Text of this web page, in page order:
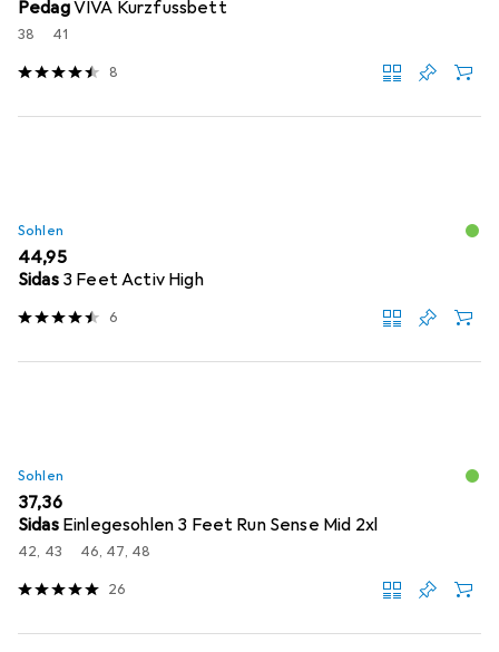
PedagVIVA Kurzfussbett
38 41
8
Sohlen
EUR
44,95
Sidas 3 Feet Activ High
6
Sohlen
EUR
37,36
Sidas Einlegesohlen 3 Feet Run Sense Mid 2xl
42, 43 46, 47, 48
26